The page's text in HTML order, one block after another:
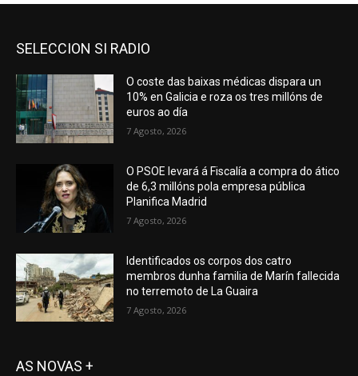
SELECCION SI RADIO
O coste das baixas médicas dispara un
10% en Galicia e roza os tres millóns de
euros ao día
7 Agosto, 2026
O PSOE levará á Fiscalía a compra do ático
de 6,3 millóns pola empresa pública
Planifica Madrid
7 Agosto, 2026
Identificados os corpos dos catro
membros dunha familia de Marín fallecida
no terremoto de La Guaira
7 Agosto, 2026
AS NOVAS +